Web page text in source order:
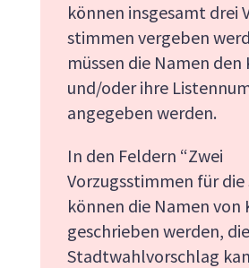
können insgesamt drei
stimmen ver­geben
müssen die Namen
und/oder ihre
angegeben werden.
In den Feldern “Zwei
Vorzugsstimmen für die
können die Namen von
geschrieben werden,
Stadtwahlvorschlag